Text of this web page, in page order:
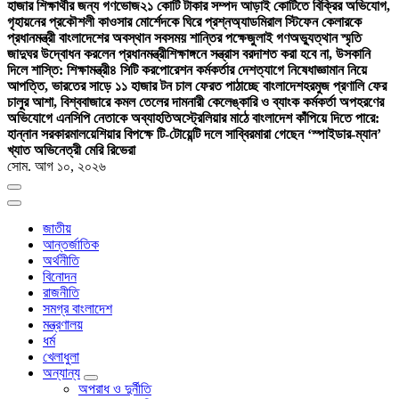
হাজার শিক্ষার্থীর জন্য গণভোজ২১ কোটি টাকার সম্পদ আড়াই কোটিতে বিক্রির অভিযোগ,
গৃহায়নের প্রকৌশলী কাওসার মোর্শেদকে ঘিরে প্রশ্নঅ্যাডমিরাল স্টিফেন কেলারকে
প্রধানমন্ত্রী বাংলাদেশের অবস্থান সবসময় শান্তির পক্ষেজুলাই গণঅভ্যুত্থান স্মৃতি
জাদুঘর উদ্বোধন করলেন প্রধানমন্ত্রীশিক্ষাঙ্গনে সন্ত্রাস বরদাশত করা হবে না, উসকানি
দিলে শাস্তি: শিক্ষামন্ত্রী৪ সিটি করপোরেশন কর্মকর্তার দেশত্যাগে নিষেধাজ্ঞামান নিয়ে
আপত্তি, ভারতের সাড়ে ১১ হাজার টন চাল ফেরত পাঠাচ্ছে বাংলাদেশহরমুজ প্রণালি ফের
চালুর আশা, বিশ্ববাজারে কমল তেলের দামনারী কেলেঙ্কারি ও ব্যাংক কর্মকর্তা অপহরণের
অভিযোগে এনসিপি নেতাকে অব্যাহতিঅস্ট্রেলিয়ার মাঠে বাংলাদেশ কাঁপিয়ে দিতে পারে:
হান্নান সরকারমালয়েশিয়ার বিপক্ষে টি-টোয়েন্টি দলে সাব্বিরমারা গেছেন ‘স্পাইডার-ম্যান’
খ্যাত অভিনেত্রী মেরি রিভেরা
সোম. আগ ১০, ২০২৬
জাতীয়
আন্তর্জাতিক
অর্থনীতি
বিনোদন
রাজনীতি
সমগ্র বাংলাদেশ
মন্ত্রণালয়
ধর্ম
খেলাধুলা
অন্যান্য
অপরাধ ও দুর্নীতি